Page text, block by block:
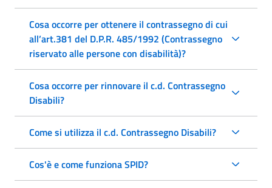
Cosa occorre per ottenere il contrassegno di cui
all’art.381 del D.P.R. 485/1992 (Contrassegno
riservato alle persone con disabilità)?
Cosa occorre per rinnovare il c.d. Contrassegno
Disabili?
Come si utilizza il c.d. Contrassegno Disabili?
Cos'è e come funziona SPID?